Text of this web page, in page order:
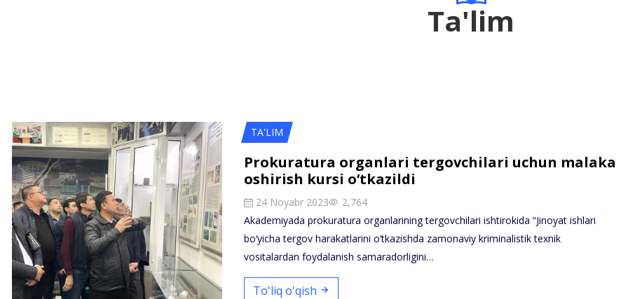
Ta'lim
TA'LIM
Prokuratura organlari tergovchilari uchun malaka
oshirish kursi o‘tkazildi
24 Noyabr 2023
2,764
Akademiyada prokuratura organlarining tergovchilari ishtirokida “Jinoyat ishlari
bo‘yicha tergov harakatlarini o‘tkazishda zamonaviy kriminalistik texnik
vositalardan foydalanish samaradorligini…
To'liq o'qish